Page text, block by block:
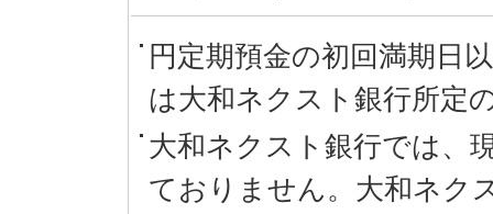
円定期預金の初回満期日
は大和ネクスト銀行所定
大和ネクスト銀行では、
ておりません。大和ネク